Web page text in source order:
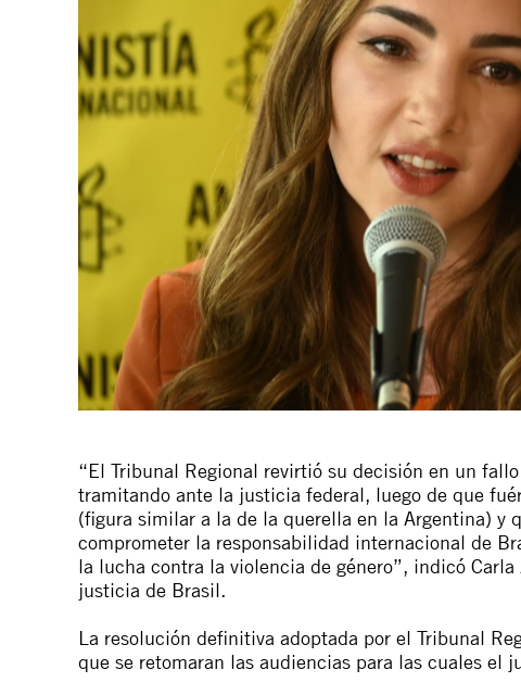
“El Tribunal Regional revirtió su decisión en un
tramitando ante la justicia federal, luego de que
(figura similar a la de la querella en la Argentina) y
comprometer la responsabilidad internacional de
la lucha contra la violencia de género”, indicó
justicia de Brasil.
La resolución definitiva adoptada por el Tribunal
que se retomaran las audiencias para las cuales el